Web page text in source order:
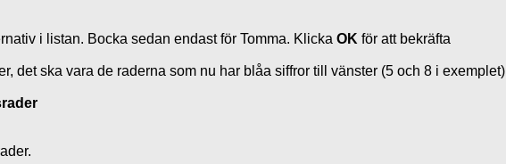
i listan. Bocka sedan endast för Tomma. Klicka OK för att bekräfta
det ska vara de raderna som nu har blåa siffror till vänster (5 och 8 i exemplet)